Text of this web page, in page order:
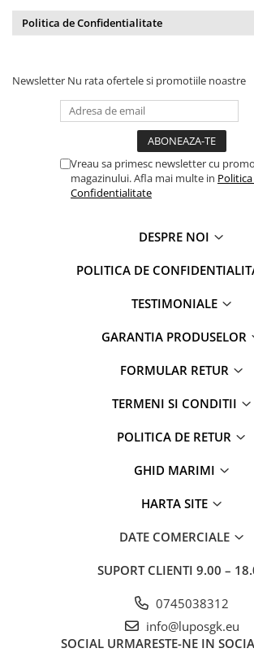
Politica de Confidentialitate
Newsletter Nu rata ofertele si promotiile noastre
Vreau sa primesc newsletter cu
magazinului. Afla mai multe in
Confidentialitate
DESPRE NOI
POLITICA DE
TESTIMONIALE
GARANTIA PRODUSELOR
FORMULAR RETUR
TERMENI SI CONDITII
POLITICA DE RETUR
GHID MARIMI
HARTA SITE
DATE COMERCIALE
SUPORT CLIENTI 9.00 –
0745038312
info@luposgk.eu
SOCIAL URMARESTE-NE IN